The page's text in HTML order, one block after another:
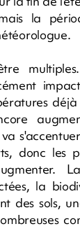
la
donc les
la
des sols,